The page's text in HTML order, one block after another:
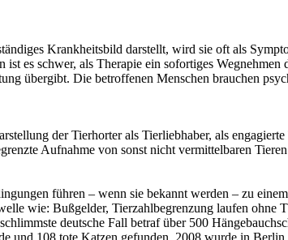
Krankheitsbild darstellt, wird sie oft als
ist es schwer, als Therapie ein sofortiges
übergibt. Die betroffenen Menschen brauchen
der Tierhorter als Tierliebhaber, als
Aufnahme von sonst nicht vermittelbaren
führen – wenn sie bekannt werden – zu
wie: Bußgelder, Tierzahlbegrenzung laufen
deutsche Fall betraf über 500
und 108 tote Katzen gefunden. 2008 wurde in